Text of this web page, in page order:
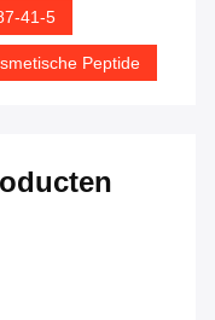
41-5
Peptide